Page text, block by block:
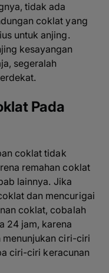
tidak ada
coklat yang
untuk anjing.
kesayangan
segeralah
Pada
coklat tidak
remahan coklat
lainnya. Jika
dan mencurigai
coklat, cobalah
24 jam, karena
menunjukan ciri-ciri
ciri-ciri keracunan